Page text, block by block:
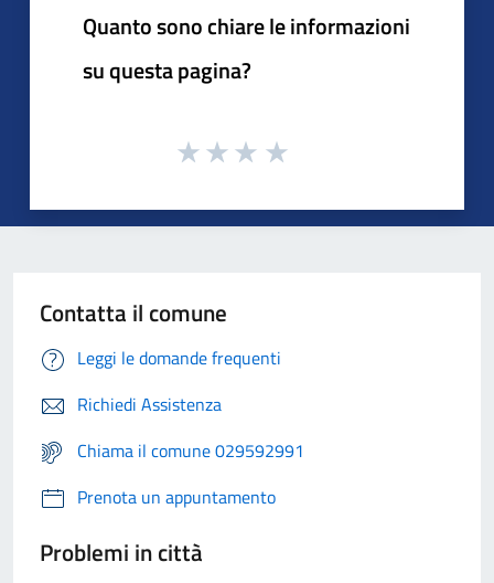
Quanto sono chiare le informazioni
su questa pagina?
Contatta il comune
Leggi le domande frequenti
Richiedi Assistenza
Chiama il comune 029592991
Prenota un appuntamento
Problemi in città